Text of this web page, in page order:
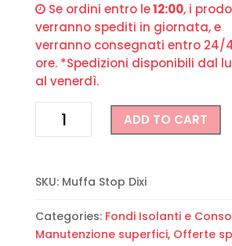
Se ordini entro le12:00, i
verranno spediti in giornata, e
verranno consegnati entro 24/
ore. *Spedizioni disponibili dal
al venerdì.
Antimuffa
Muffa
–
Dixi
ADD TO CART
SKU: Muffa Stop Dixi
Categories: Fondi Isolanti e
Manutenzione superfici, Offerte